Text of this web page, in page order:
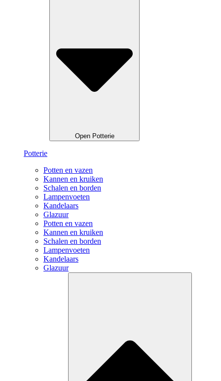
Open Potterie
Potterie
Potten en vazen
Kannen en kruiken
Schalen en borden
Lampenvoeten
Kandelaars
Glazuur
Potten en vazen
Kannen en kruiken
Schalen en borden
Lampenvoeten
Kandelaars
Glazuur